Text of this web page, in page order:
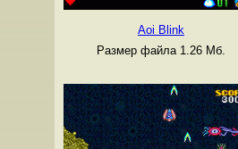
Aoi Blink
Размер файла 1.26 Мб.